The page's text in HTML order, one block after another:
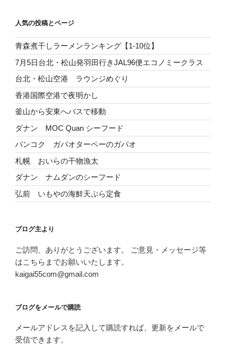
人気の投稿とページ
青森煮干しラーメンランキング【1-10位】
7月5日台北・松山発羽田行きJAL96便エコノミークラス
台北・松山空港 ラウンジめぐり
香港国際空港で夜明かし
釜山から安東へバスで移動
ダナン MOC Quan シーフード
バンコク ガパオターペーのガパオ
札幌 おいらの干物漁太
ダナン ナムダンのシーフード
弘前 いもやの海鮮天ぷら定食
ブログ主より
ご訪問、ありがとうございます。 ご意見・メッセージ等
はこちらまでお願いいたします。
kaigai55com@gmail.com
ブログをメールで購読
メールアドレスを記入して購読すれば、更新をメールで
受信できます。